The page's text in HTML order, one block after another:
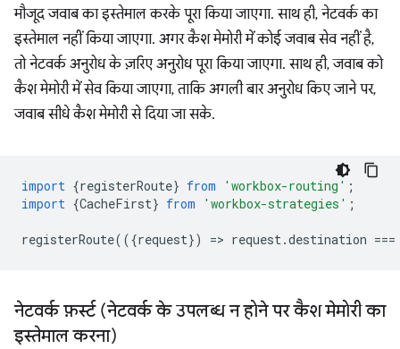
मौजूद जवाब का इस्तेमाल करके पूरा किया जाएगा. साथ ही, नेटवर्क का
इस्तेमाल नहीं किया जाएगा. अगर कैश मेमोरी में कोई जवाब सेव नहीं है,
तो नेटवर्क अनुरोध के ज़रिए अनुरोध पूरा किया जाएगा. साथ ही, जवाब को
कैश मेमोरी में सेव किया जाएगा, ताकि अगली बार अनुरोध किए जाने पर,
जवाब सीधे कैश मेमोरी से दिया जा सके.
import {registerRoute} from 'workbox-routing' ;
import {CacheFirst} from 'workbox-strategies' ;
registerRoute(({request}) => request.destination ===
नेटवर्क फ़र्स्ट (नेटवर्क के उपलब्ध न होने पर कैश मेमोरी का
इस्तेमाल करना)